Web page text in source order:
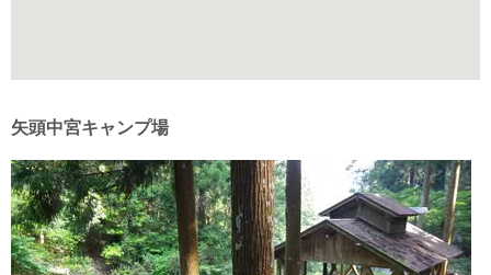
矢頭中宮キャンプ場